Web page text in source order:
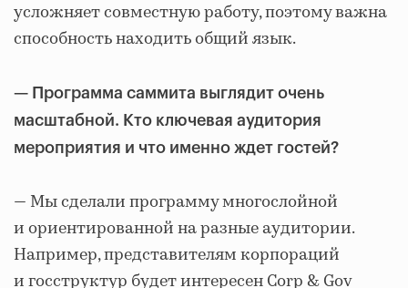
усложняет совместную работу, поэтому важна
способность находить общий язык.
— Программа саммита выглядит очень
масштабной. Кто ключевая аудитория
мероприятия и что именно ждет гостей?
— Мы сделали программу многослойной
и ориентированной на разные аудитории.
Например, представителям корпораций
и госструктур будет интересенCorp & Gov